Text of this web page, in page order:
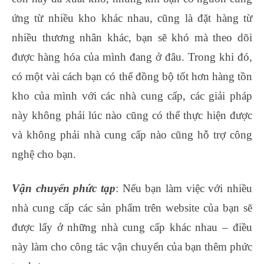
ứng từ nhiều kho khác nhau, cũng là đặt hàng từ
nhiều thương nhân khác, bạn sẽ khó mà theo dõi
được hàng hóa của mình đang ở đâu. Trong khi đó,
có một vài cách bạn có thể đồng bộ tốt hơn hàng tồn
kho của mình với các nhà cung cấp, các giải pháp
này không phải lúc nào cũng có thể thực hiện được
và không phải nhà cung cấp nào cũng hỗ trợ công
nghệ cho bạn.
Vận chuyển phức tạp: Nếu bạn làm việc với nhiều
nhà cung cấp các sản phẩm trên website của bạn sẽ
được lấy ở những nhà cung cấp khác nhau – điều
này làm cho công tác vận chuyển của bạn thêm phức